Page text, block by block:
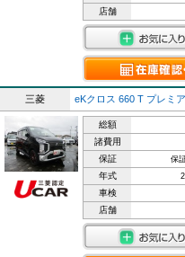
店舗
三菱 eKクロス 660 T プレミ
総額
諸費用
保証 保
年式
車検
店舗